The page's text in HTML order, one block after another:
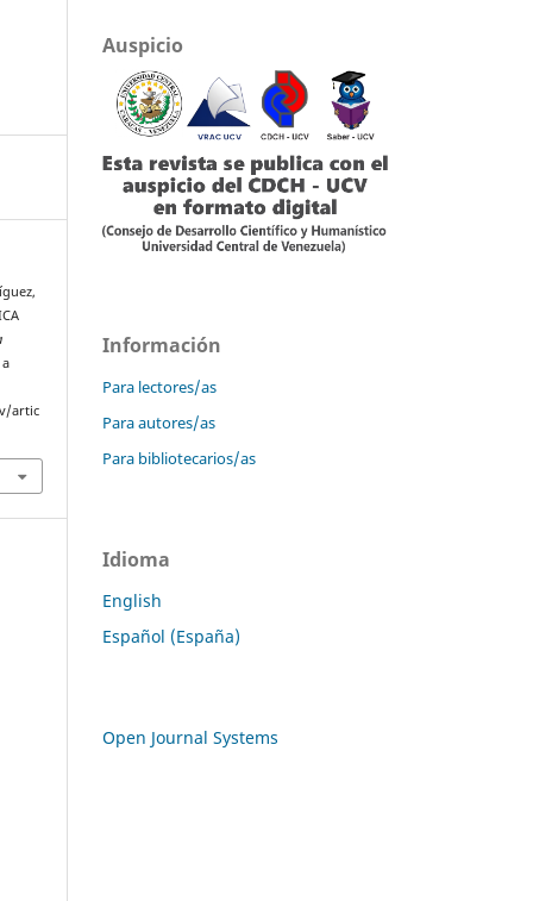
artic
Auspicio
Información
Para lectores/as
Para autores/as
Para bibliotecarios/as
Idioma
English
Español (España)
Open Journal Systems